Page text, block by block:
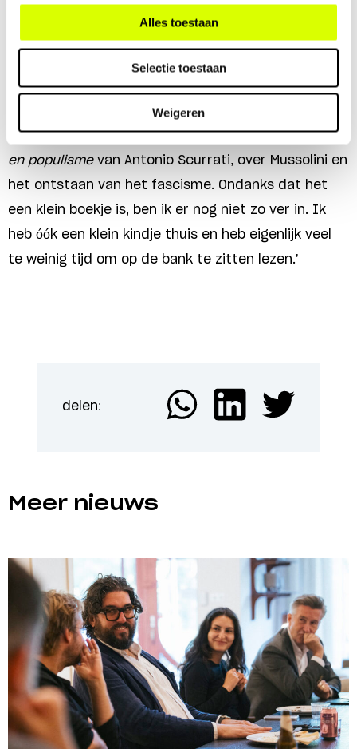
Alles toestaan
Selectie toestaan
Weigeren
strategieën ze hanteren om aan de macht te
blijven.’
‘Tot slot ben ik begonnen in hetpamflet Fascisme
en populismevan Antonio Scurrati, over Mussolini en
het ontstaan van het fascisme. Ondanks dat het
een klein boekje is, ben ik er nog niet zo ver in. Ik
heb óók een klein kindje thuis en heb eigenlijk veel
te weinig tijd om op de bank te zitten lezen.’
delen:
Meer nieuws